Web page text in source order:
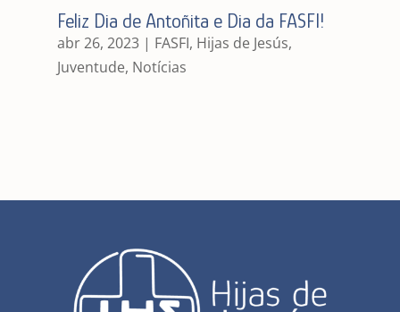
Feliz Dia de Antoñita e Dia da FASFI!
abr 26, 2023| FASFI, Hijas de Jesús,
Juventude, Notícias